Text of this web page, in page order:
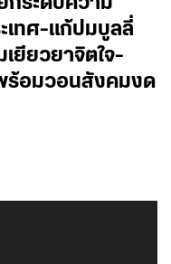
เทศ-แก้ปมบูลลี่
เยียวยาจิตใจ-
ร้อมวอนสังคมงด